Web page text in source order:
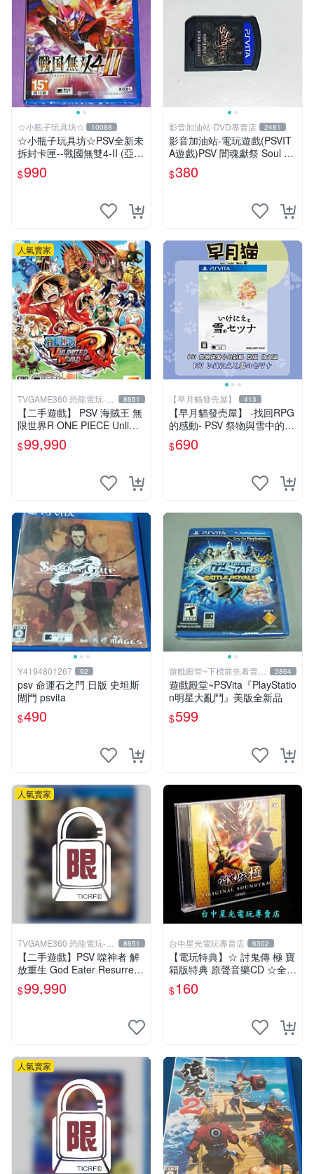
☆小瓶子玩具坊☆ 10088
☆小瓶子玩具坊☆PSV全新未
拆封卡匣--戰國無雙4-II (亞版
日文版)
$990
影音加油站-DVD專賣店 2481
影音加油站-電玩遊戲(PSVIT
A遊戲)PSV 闇魂獻祭 Soul Sa
crifice 日版/直購價380元/下
標就賣
$380
人氣賣家
TVGAME360 恐龍電玩-台
中店
8651
【二手遊戲】 PSV 海賊王 無
限世界R ONE PIECE Unlimit
ed World 中文版【台中恐龍
電玩】
$99,990
【早月貓發売屋】 413
【早月貓發売屋】 -找回RPG
的感動- PSV 祭物與雪中的剎
那 亞版 日文版 ※現貨販售中※
SQUARE ENIX
$690
Y4194801267 92
psv 命運石之門 日版 史坦斯
閘門 psvita
$490
遊戲殿堂~下標前先看賣場
關於我
3864
遊戲殿堂~PSVita『PlayStatio
n明星大亂鬥』美版全新品
$599
人氣賣家
TVGAME360 恐龍電玩-台
中店
8651
【二手遊戲】PSV 噬神者 解
放重生 God Eater Resurrecti
on 日文版【台中恐龍電玩】
$99,990
台中星光電玩專賣店 6302
【電玩特典】☆ 討鬼傳 極 寶
箱版特典 原聲音樂CD ☆全新
品【台中星光電玩】
$160
人氣賣家